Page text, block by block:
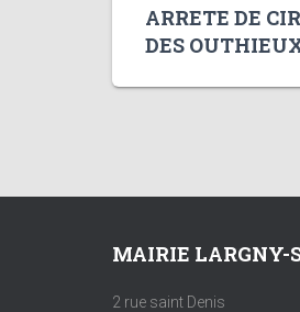
ARRETE DE
DES
MAIRIE LARGNY-
2 rue saint Denis